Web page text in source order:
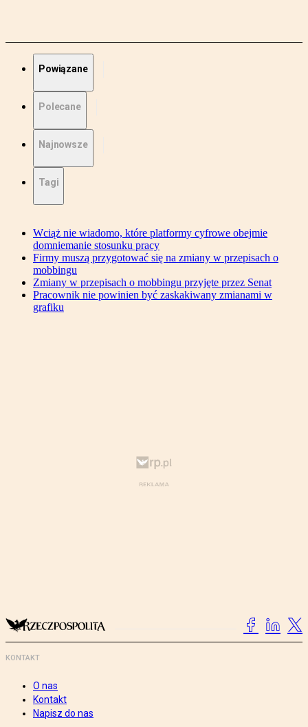
Powiązane
Polecane
Najnowsze
Tagi
Wciąż nie wiadomo, które platformy cyfrowe obejmie
domniemanie stosunku pracy
Firmy muszą przygotować się na zmiany w przepisach o
mobbingu
Zmiany w przepisach o mobbingu przyjęte przez Senat
Pracownik nie powinien być zaskakiwany zmianami w
grafiku
KONTAKT
O nas
Kontakt
Napisz do nas